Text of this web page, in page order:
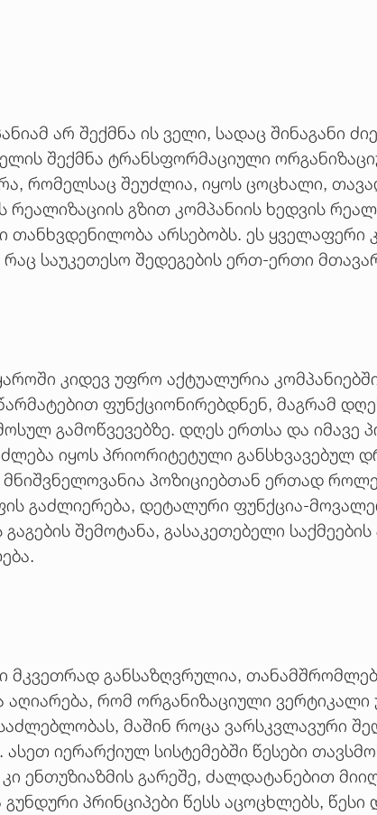
არ შექმნა ის ველი, სადაც შინაგანი
შექმნა ტრანსფორმაციული
რომელსაც შეუძლია, იყოს ცოცხალი,
გზით კომპანიის ხედვის
თანხვდენილობა არსებობს. ეს
საუკეთესო შედეგების ერთ-ერთი
კიდევ უფრო აქტუალურია
ფუნქციონირებდნენ, მაგრამ
გამოწვევებზე. დღეს ერთსა და იმავე
იყოს პრიორიტეტული განსხვავებულ
პოზიციებთან ერთად
დეტალური ფუნქცია-
შემოტანა, გასაკეთებელი
მკვეთრად განსაზღვრულია,
აღიარება, რომ ორგანიზაციული
მაშინ როცა ვარსკვლავური
იერარქიულ სისტემებში წესები
ენთუზიაზმის გარეშე, ძალდატანებით
პრინციპები წესს აცოცხლებს, წესი